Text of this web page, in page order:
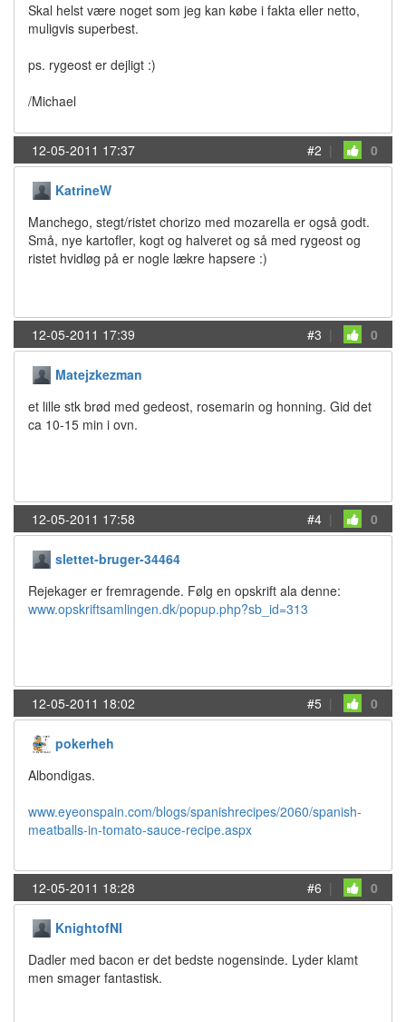
Skal helst være noget som jeg kan købe i fakta eller netto,
muligvis superbest.
ps. rygeost er dejligt :)
/Michael
12-05-2011 17:37 #2 | 0
KatrineW
Manchego, stegt/ristet chorizo med mozarella er også godt.
Små, nye kartofler, kogt og halveret og så med rygeost og
ristet hvidløg på er nogle lækre hapsere :)
12-05-2011 17:39 #3 | 0
Matejzkezman
et lille stk brød med gedeost, rosemarin og honning. Gid det
ca 10-15 min i ovn.
12-05-2011 17:58 #4 | 0
slettet-bruger-34464
Rejekager er fremragende. Følg en opskrift ala denne:
www.opskriftsamlingen.dk/popup.php?sb_id=313
12-05-2011 18:02 #5 | 0
pokerheh
Albondigas.
www.eyeonspain.com/blogs/spanishrecipes/2060/spanish-
meatballs-in-tomato-sauce-recipe.aspx
12-05-2011 18:28 #6 | 0
KnightofNI
Dadler med bacon er det bedste nogensinde. Lyder klamt
men smager fantastisk.